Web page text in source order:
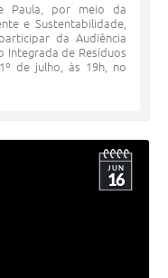
Paula, por meio da
e Sustentabilidade,
da Audiência
Integrada de Resíduos
de julho, às 19h, no
JUN
16